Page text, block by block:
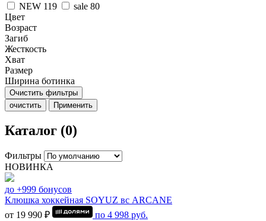
NEW 119 sale 80
Цвет
Возраст
Загиб
Жесткость
Хват
Размер
Ширина ботинка
Очистить фильтры
очистить
Применить
Каталог (0)
Фильтры
НОВИНКА
до +999 бонусов
Клюшка хоккейная SOYUZ вс ARCANE
от 19 990 ₽
по 4 998 руб.